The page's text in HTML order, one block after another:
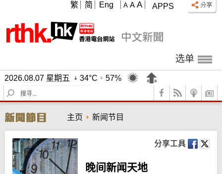
APPS
A A A
繁 简 Eng
选单
2026.08.07 星期五 34°C
57%
S
e
r
c
h
主页 新闻节目
分享工具
晚间新闻天地